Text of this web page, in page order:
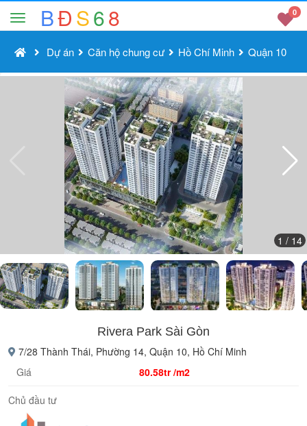
BĐS68 0
Dự án Căn hộ chung cư Hồ Chí Minh Quận 10
1 / 14
Rivera Park Sài Gòn
7/28 Thành Thái, Phường 14, Quận 10, Hồ Chí Minh
Giá
80.58tr /m2
Chủ đầu tư